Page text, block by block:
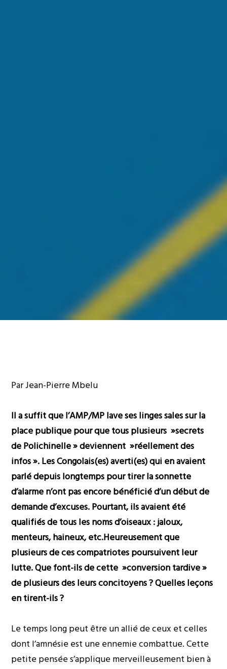
Par Jean-Pierre Mbelu
Il a suffit que l’AMP/MP lave ses linges sales sur la
place publique pour que tous plusieurs »secrets
de Polichinelle » deviennent »réellement des
infos ». Les Congolais(es) averti(es) qui en avaient
parlé depuis longtemps pour tirer la sonnette
d’alarme n’ont pas encore bénéficié d’un début de
demande d’excuses. Pourtant, ils avaient été
qualifiés de tous les noms d’oiseaux : jaloux,
menteurs, haineux, etc.Heureusement que
plusieurs de ces compatriotes poursuivent leur
lutte. Que font-ils de cette »conversion tardive »
de plusieurs des leurs concitoyens ? Quelles leçons
en tirent-ils ?
Le temps long peut être un allié de ceux et celles
dont l’amnésie est une ennemie combattue. Cette
petite pensée s’applique merveilleusement bien à